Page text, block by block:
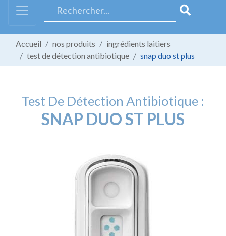
Accueil nos produits
ingrédients laitiers
test de détection antibiotique
snap duo st plus
Test De Détection Antibiotique :
SNAP DUO ST PLUS